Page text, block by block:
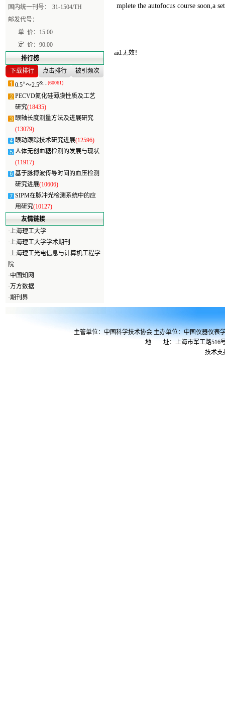
国内统一刊号：
31-1504/TH
邮发代号：
单 价： 15.00
定 价： 90.00
排行榜
下载排行
点击排行
被引频次
0.5×～2.5&... (60061)
PECVD氮化硅薄膜性质及工艺
研究(18435)
眼轴长度测量方法及进展研究
(13079)
眼动跟踪技术研究进展(12596)
人体无创血糖检测的发展与现状
(11917)
基于脉搏波传导时间的血压检测
研究进展(10606)
SIPM在脉冲光检测系统中的应
用研究(10127)
友情链接
·上海理工大学
·上海理工大学学术期刊
·上海理工光电信息与计算机工程学
院
·中国知网
·万方数据
·期刊界
mplete the autofocus course soon,a
aid:无效！
主管单位：中国科学技术协会 主办单位：中国仪器仪
地 址：上海市军工路516号
技术支